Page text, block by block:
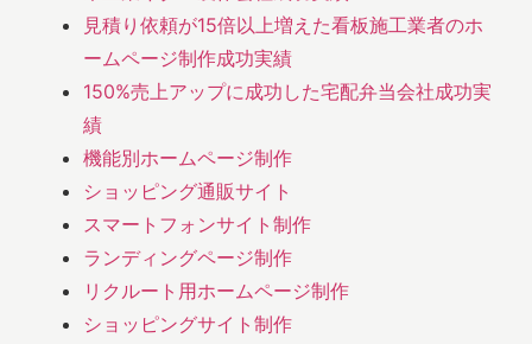
見積り依頼が15倍以上増えた看板施工業者のホ
ームページ制作成功実績
150%売上アップに成功した宅配弁当会社成功実
績
機能別ホームページ制作
ショッピング通販サイト
スマートフォンサイト制作
ランディングページ制作
リクルート用ホームページ制作
ショッピングサイト制作